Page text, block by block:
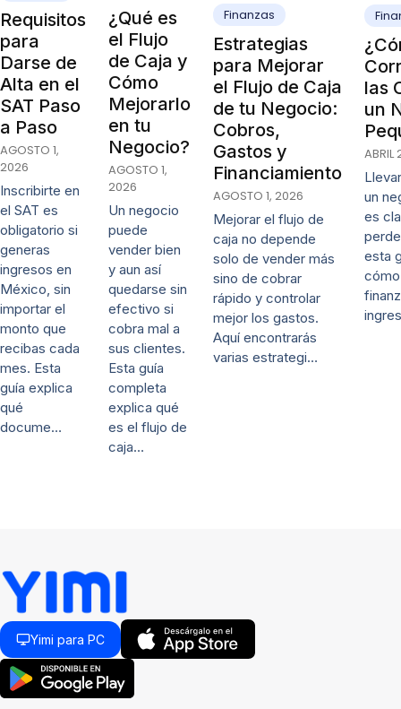
Requisitos
para
Darse de
Alta en el
SAT Paso
a Paso
AGOSTO 1,
2026
Inscribirte en
el SAT es
obligatorio si
generas
ingresos en
México, sin
importar el
monto que
recibas cada
mes. Esta
guía explica
qué
docume…
¿Qué es
el Flujo
de Caja y
Cómo
Mejorarlo
en tu
Negocio?
AGOSTO 1,
2026
Un negocio
puede
vender bien
y aun así
quedarse sin
efectivo si
cobra mal a
sus clientes.
Esta guía
completa
explica qué
es el flujo de
caja…
Finanzas
Estrategias
para Mejorar
el Flujo de Caja
de tu Negocio:
Cobros,
Gastos y
Financiamiento
AGOSTO 1, 2026
Mejorar el flujo de
caja no depende
solo de vender más
sino de cobrar
rápido y controlar
mejor los gastos.
Aquí encontrarás
varias estrategi…
las
un
ABRIL
un
es
esta
Yimi para PC